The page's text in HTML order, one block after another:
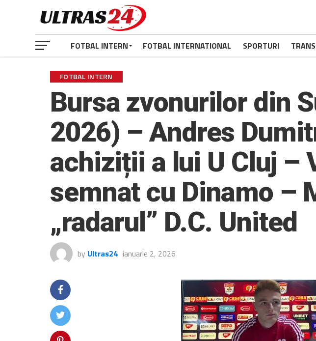
FOTBAL INTERN FOTBAL INTERNATIONAL SPORTURI
FOTBAL INTERN
Bursa zvonurilor din
2026) – Andres
achiziții a lui U Cluj –
semnat cu Dinamo –
„radarul” D.C. United
by Ultras24 ianuarie 2, 2026